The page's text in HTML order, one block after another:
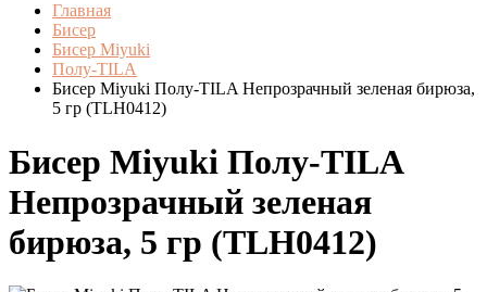
Главная
Бисер
Бисер Miyuki
Полу-TILA
Бисер Miyuki Полу-TILA Непрозрачный зеленая бирюза,
5 гр (TLH0412)
Бисер Miyuki Полу-TILA
Непрозрачный зеленая
бирюза, 5 гр (TLH0412)